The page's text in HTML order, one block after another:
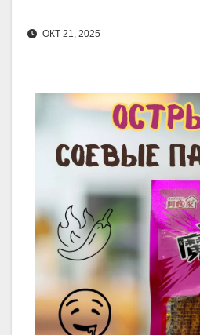
ОКТ 21, 2025